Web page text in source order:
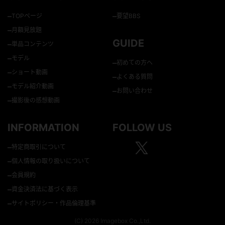
–TOPページ
–月額見放題
–単品コンテンツ
–モデル
–ショート動画
–モデル紹介動画
–撮影後の感想動画
–要望BBS
GUIDE
–初めての方へ
–よくある質問
–お問い合わせ
INFORMATION
–特定商取引について
–個人情報の取り扱いについて
–会員規約
–資金決済法に基づく表示
–サイトポリシー・作品倫理基準
FOLLOW US
(C) 2026 Imagebox Co.,Ltd.